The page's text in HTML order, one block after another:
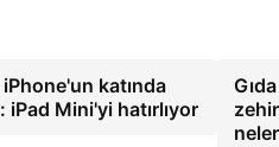
katında
iPad Mini'yi hatırlıyor